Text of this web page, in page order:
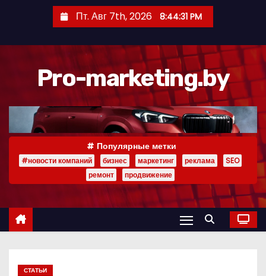
р
Пт. Авг 7th, 2026 8:44:32 PM
Pro-marketing.by
Популярные метки
#новости компаний бизнес маркетинг реклама
SEO
ремонт
продвижение
СТАТЬИ